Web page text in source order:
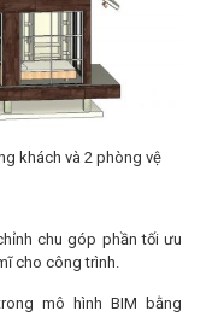
khách và 2 phòng vệ
chu góp phần tối ưu
cho công trình.
mô hình BIM bằng